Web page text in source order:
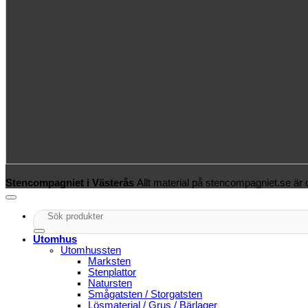
Stencompagniet i Västerås Allt material på stencompagniet.se är
Sök
efter:
Utomhus
Utomhussten
Marksten
Stenplattor
Natursten
Smågatsten / Storgatsten
Lösmaterial / Grus / Bärlager